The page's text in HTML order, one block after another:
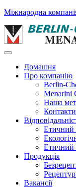
Міжнародна
Домашня
Про компанію
Berlin-
Menarini
Наша
Контакти
Етичний
Етичний
Продукція
Вакансії